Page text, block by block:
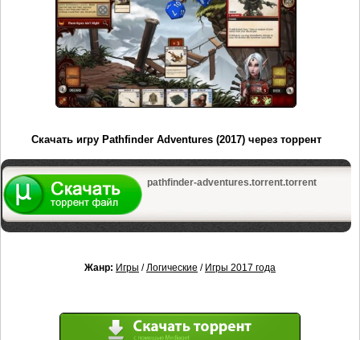
Скачать игру Pathfinder Adventures (2017) через торрент
pathfinder-adventures.torrent.torrent
Жанр: Игры /Логические / Игры 2017 года